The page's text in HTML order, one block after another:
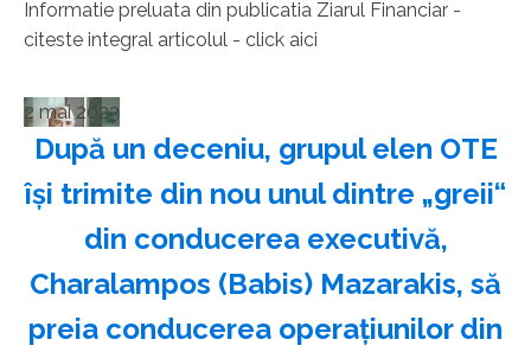
Informatie preluata din publicatia Ziarul Financiar -
citeste integral articolul - click aici
2 mai 2023
După un deceniu, grupul elen OTE
îşi trimite din nou unul dintre „greii“
din conducerea executivă,
Charalampos (Babis) Mazarakis, să
preia conducerea operaţiunilor din